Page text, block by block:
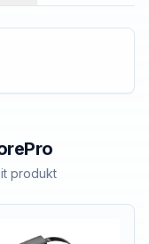
produkt